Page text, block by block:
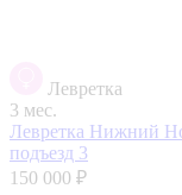
Левретка
3 мес.
Левретка Нижний
подъезд 3
150 000 ₽